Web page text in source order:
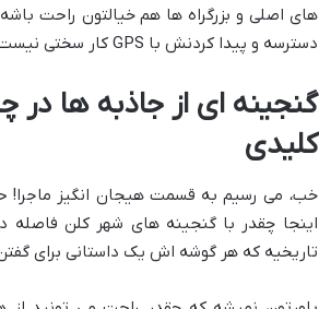
دسترسه و پیدا کردنش با GPS کار سختی نیست.
گنجینه ای از جاذبه ها در
کلیدی
خب، می رسیم به قسمت هیجان انگیز ماجرا!
اینجا چقدر با گنجینه های شهر کلن فاصله
تاریخیه که هر گوشه اش یک داستانی برای